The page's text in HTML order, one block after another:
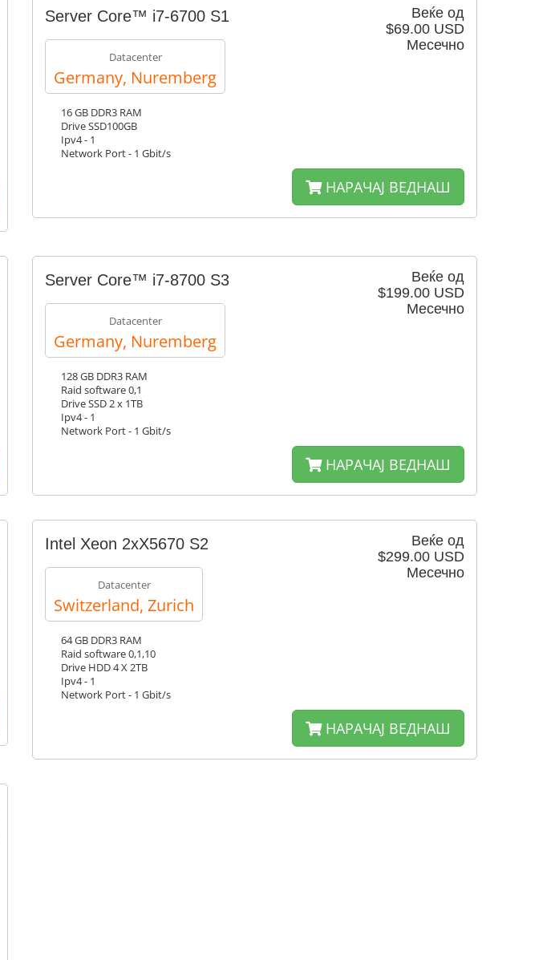
Веќе од
$69.00 USD
Месечно
Server Core™ i7-6700 S1
Datacenter
Germany, Nuremberg
16 GB DDR3 RAM
Drive SSD100GB
Ipv4 - 1
Network Port - 1 Gbit/s
НАРАЧАЈ ВЕДНАШ
Веќе од
$199.00 USD
Месечно
Server Core™ i7-8700 S3
Datacenter
Germany, Nuremberg
128 GB DDR3 RAM
Raid software 0,1
Drive SSD 2 x 1TB
Ipv4 - 1
Network Port - 1 Gbit/s
НАРАЧАЈ ВЕДНАШ
Веќе од
$299.00 USD
Месечно
Intel Xeon 2xX5670 S2
Datacenter
Switzerland, Zurich
64 GB DDR3 RAM
Raid software 0,1,10
Drive HDD 4 X 2TB
Ipv4 - 1
Network Port - 1 Gbit/s
НАРАЧАЈ ВЕДНАШ